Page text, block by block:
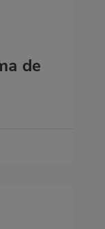
de